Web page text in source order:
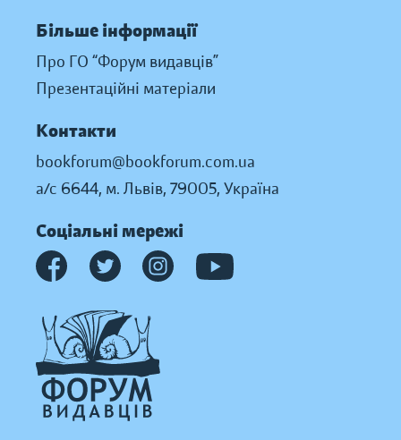
Більше інформації
Про ГО “Форум видавців”
Презентаційні матеріали
Контакти
bookforum@bookforum.com.ua
а/с 6644, м. Львів, 79005, Україна
Соціальні мережі